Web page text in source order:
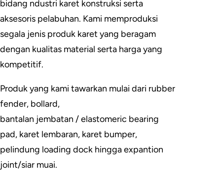
bidang ndustri karet konstruksi serta
aksesoris pelabuhan. Kami memproduksi
segala jenis produk karet yang beragam
dengan kualitas material serta harga yang
kompetitif.
Produk yang kami tawarkan mulai dari rubber
fender, bollard,
bantalan jembatan / elastomeric bearing
pad, karet lembaran, karet bumper,
pelindung loading dock hingga expantion
joint/siar muai.